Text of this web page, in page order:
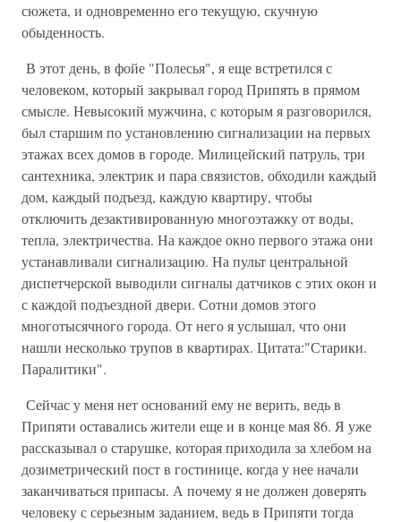
сюжета, и одновременно его текущую, скучную
обыденность.
В этот день, в фойе "Полесья", я еще встретился с
человеком, который закрывал город Припять в прямом
смысле. Невысокий мужчина, с которым я разговорился,
был старшим по установлению сигнализации на первых
этажах всех домов в городе. Милицейский патруль, три
сантехника, электрик и пара связистов, обходили каждый
дом, каждый подъезд, каждую квартиру, чтобы
отключить дезактивированную многоэтажку от воды,
тепла, электричества. На каждое окно первого этажа они
устанавливали сигнализацию. На пульт центральной
диспетчерской выводили сигналы датчиков с этих окон и
с каждой подъездной двери. Сотни домов этого
многотысячного города. От него я услышал, что они
нашли несколько трупов в квартирах. Цитата:"Старики.
Паралитики".
Сейчас у меня нет оснований ему не верить, ведь в
Припяти оставались жители еще и в конце мая 86. Я уже
рассказывал о старушке, которая приходила за хлебом на
дозиметрический пост в гостинице, когда у нее начали
заканчиваться припасы. А почему я не должен доверять
человеку с серьезным заданием, ведь в Припяти тогда